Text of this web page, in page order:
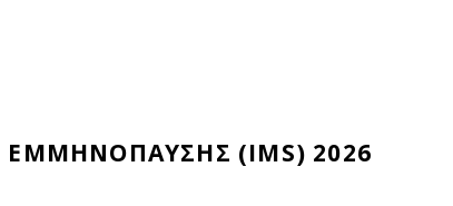
ΕΜΜΗΝΟΠΑΥΣΗΣ (IMS) 2026